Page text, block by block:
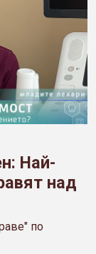
Най-
над
по